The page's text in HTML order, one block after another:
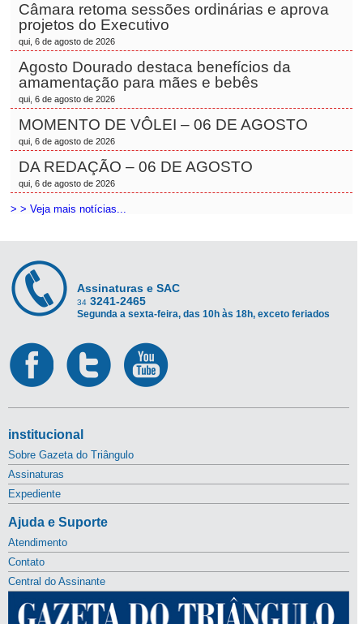
Câmara retoma sessões ordinárias e aprova
projetos do Executivo
qui, 6 de agosto de 2026
Agosto Dourado destaca benefícios da
amamentação para mães e bebês
qui, 6 de agosto de 2026
MOMENTO DE VÔLEI – 06 DE AGOSTO
qui, 6 de agosto de 2026
DA REDAÇÃO – 06 DE AGOSTO
qui, 6 de agosto de 2026
> > Veja mais notícias...
Assinaturas e SAC
34 3241-2465
Segunda a sexta-feira, das 10h às 18h, exceto feriados
institucional
Sobre Gazeta do Triângulo
Assinaturas
Expediente
Ajuda e Suporte
Atendimento
Contato
Central do Assinante